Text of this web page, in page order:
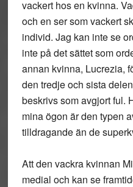
vackert hos en kvinna.
och en ser som vackert
individ. Jag kan inte se
inte på det sättet som
annan kvinna, Lucrezia,
den tredje och sista
beskrivs som avgjort ful.
mina ögon är den typen
tilldragande än de
Att den vackra kvinnan
medial och kan se